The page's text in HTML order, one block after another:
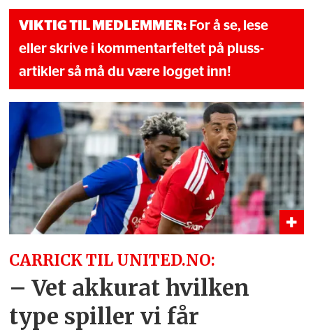
VIKTIG TIL MEDLEMMER: For å se, lese
eller skrive i kommentarfeltet på pluss-
artikler så må du være logget inn!
CARRICK TIL UNITED.NO:
– Vet akkurat hvilken
type spiller vi får